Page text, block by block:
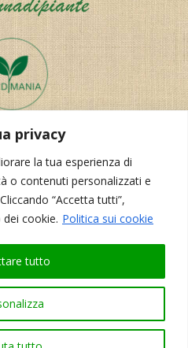
privacy
la tua esperienza di
o contenuti personalizzati e
“Accetta tutti”,
cookie. Politica sui cookie
tutto
Korporal Webdesign